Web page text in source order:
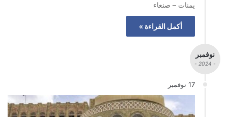
يمنات – صنعاء
أكمل القراءة »
نوفمبر
- 2024 -
17 نوفمبر